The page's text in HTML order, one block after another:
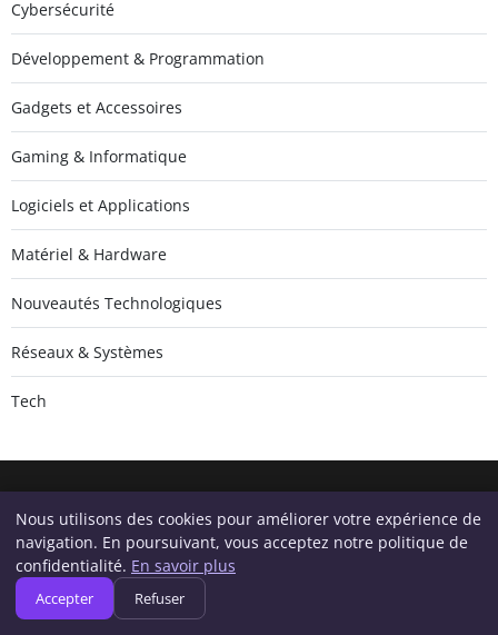
Cybersécurité
Développement & Programmation
Gadgets et Accessoires
Gaming & Informatique
Logiciels et Applications
Matériel & Hardware
Nouveautés Technologiques
Réseaux & Systèmes
Tech
Geeksunite.net
Inscrivez-vous pour recevoir nos derniers articles directement
dans votre boîte mail.
Nous utilisons des cookies pour améliorer votre expérience de
navigation. En poursuivant, vous acceptez notre politique de
confidentialité. En savoir plus
Accepter Refuser